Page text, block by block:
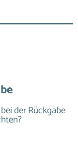
der Rückgabe